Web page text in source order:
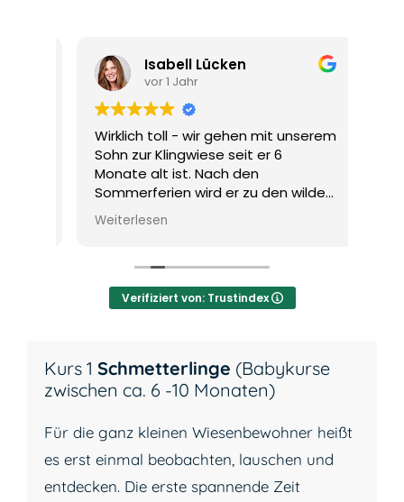
Isabell Lücken
vor 1 Jahr
Wirklich toll - wir gehen mit unserem
Sohn zur Klingwiese seit er 6
Monate alt ist. Nach den
Sommerferien wird er zu den wilden
Hummeln gehen.
Weiterlesen
Verifiziert von: Trustindex
Kurs 1 Schmetterlinge (Babykurse
zwischen ca. 6 -10 Monaten)
Für die ganz kleinen Wiesenbewohner heißt
es erst einmal beobachten, lauschen und
entdecken. Die erste spannende Zeit